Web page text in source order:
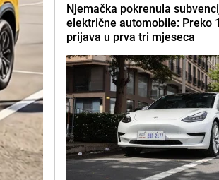
Njemačka pokrenula
električne automobile: Preko
prijava u prva tri mjeseca